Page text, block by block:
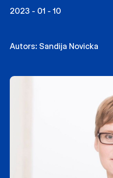
2023 - 01 - 10
Autors: Sandija Novicka